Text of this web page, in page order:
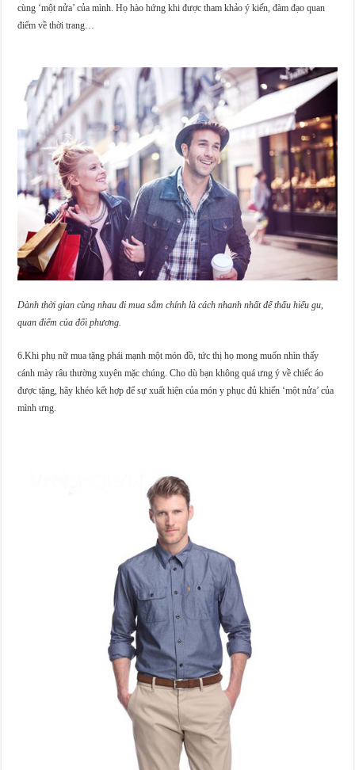
cùng ‘một nửa’ của mình. Họ hào hứng khi được tham khảo ý kiến, đàm đạo quan
điểm về thời trang…
Dành thời gian cùng nhau đi mua sắm chính là cách nhanh nhất để thấu hiểu gu,
quan điểm của đối phương.
6.Khi phụ nữ mua tặng phái mạnh một món đồ, tức thị họ mong muốn nhìn thấy
cánh mày râu thường xuyên mặc chúng. Cho dù bạn không quá ưng ý về chiếc áo
được tặng, hãy khéo kết hợp để sự xuất hiện của món y phục đủ khiến ‘một nửa’ của
mình ưng.